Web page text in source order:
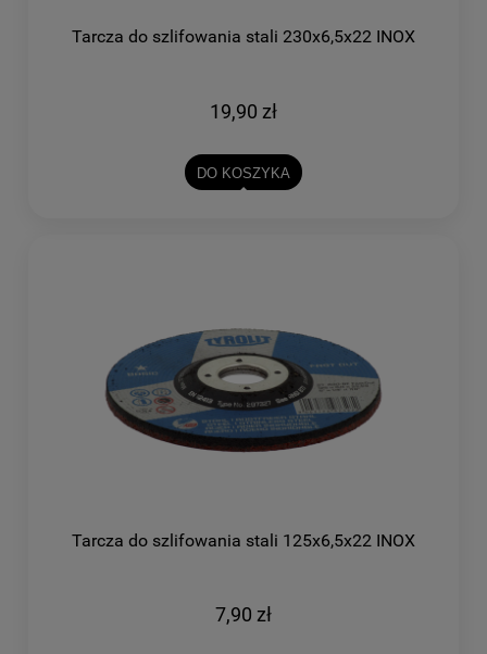
Tarcza do szlifowania stali 230x6,5x22 INOX
19,90 zł
DO KOSZYKA
Tarcza do szlifowania stali 125x6,5x22 INOX
7,90 zł